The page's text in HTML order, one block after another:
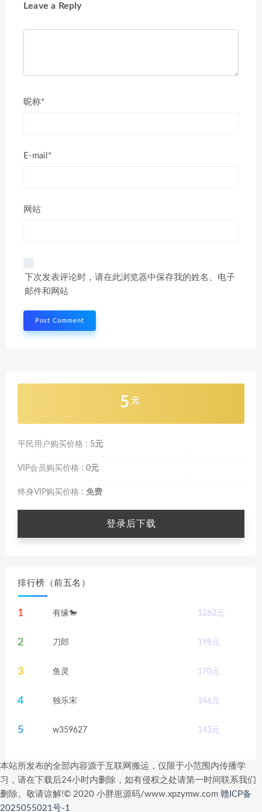
Leave a Reply
昵称*
E-mail*
网站
下次发表评论时，请在此浏览器中保存我的姓名、电子
邮件和网站
5 元
平民用户购买价格 : 5元
VIP会员购买价格 : 0元
终身VIP购买价格 : 免费
登录后下载
排行榜（前五名）
1 有缘🐎 1262元
2 刀郎 198元
3 鱼灵 170元
4 独乐宋 146元
5 w359627 143元
本站所发布的全部内容源于互联网搬运，仅限于小范围内传播学
习，请在下载后24小时内删除，如有侵权之处请第一时间联系我们
删除。敬请谅解!© 2020 小胖崽源码/www.xpzymw.com 赣ICP备
2025055021号-1